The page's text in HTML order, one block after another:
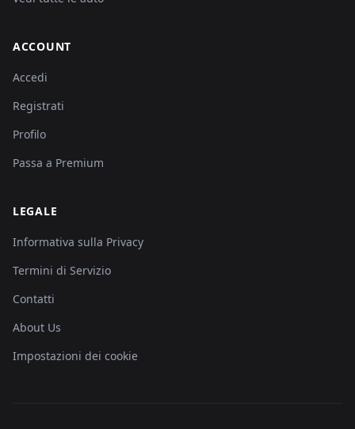
ACCOUNT
Accedi
Registrati
Profilo
Passa a Premium
LEGALE
Informativa sulla Privacy
Termini di Servizio
Contatti
About Us
Impostazioni dei cookie